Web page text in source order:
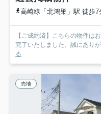
高崎線「北鴻巣」駅 徒歩7
【ご成約済】こちらの物件は
完了いたしました。誠にあり
る
売地